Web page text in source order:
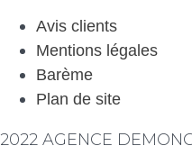
Avis clients
Mentions légales
Barème
Plan de site
2022 AGENCE